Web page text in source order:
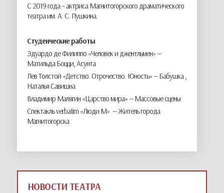
С 2019 года – актриса Магнитогорского драматического
театра им. А. С. Пушкина.
Студенческие работы
Эдуардо де Филиппо «Человек и джентльмен» —
Матильда Боцци, Асунта
Лев Толстой «Детство. Отрочество. Юность» — Бабушка ,
Наталья Савишна
Владимир Малягин «Царство мира» — Массовые сцены
Спектакль verbatim «Люди М» — Житель города
Магнитогорска
НОВОСТИ ТЕАТРА